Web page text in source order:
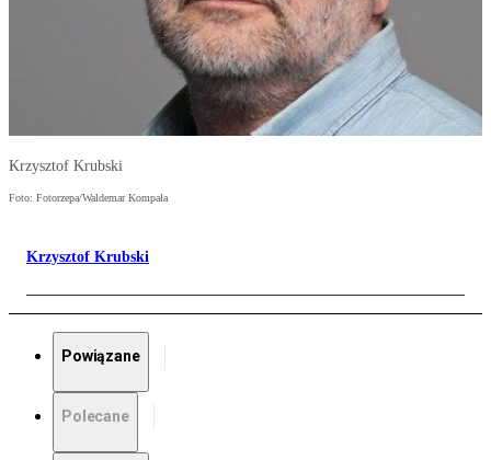
Krzysztof Krubski
Foto: Fotorzepa/Waldemar Kompała
Krzysztof Krubski
Powiązane
Polecane